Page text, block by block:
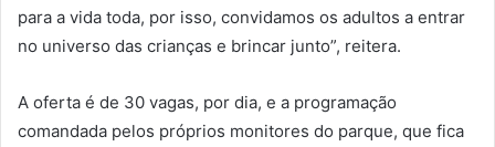
para a vida toda, por isso, convidamos os adultos a entrar
no universo das crianças e brincar junto”, reitera.
A oferta é de 30 vagas, por dia, e a programação
comandada pelos próprios monitores do parque, que fica